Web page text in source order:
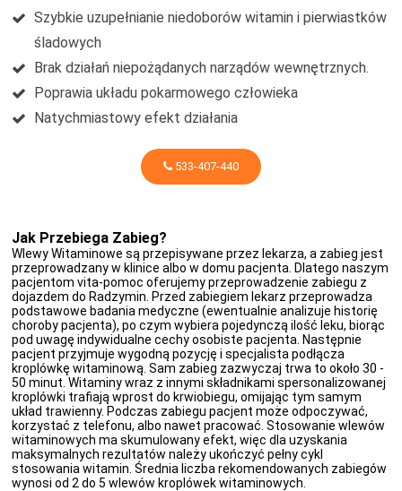
Szybkie uzupełnianie niedoborów witamin i pierwiastków
śladowych
Brak działań niepożądanych narządów wewnętrznych.
Poprawia układu pokarmowego człowieka
Natychmiastowy efekt działania
533-407-440
Jak Przebiega Zabieg?
Wlewy Witaminowe są przepisywane przez lekarza, a zabieg jest
przeprowadzany w klinice albo w domu pacjenta. Dlatego naszym
pacjentom vita-pomoc oferujemy przeprowadzenie zabiegu z
dojazdem do Radzymin. Przed zabiegiem lekarz przeprowadza
podstawowe badania medyczne (ewentualnie analizuje historię
choroby pacjenta), po czym wybiera pojedynczą ilość leku, biorąc
pod uwagę indywidualne cechy osobiste pacjenta. Następnie
pacjent przyjmuje wygodną pozycję i specjalista podłącza
kroplówkę witaminową. Sam zabieg zazwyczaj trwa to około 30 -
50 minut. Witaminy wraz z innymi składnikami spersonalizowanej
kroplówki trafiają wprost do krwiobiegu, omijając tym samym
układ trawienny. Podczas zabiegu pacjent może odpoczywać,
korzystać z telefonu, albo nawet pracować. Stosowanie wlewów
witaminowych ma skumulowany efekt, więc dla uzyskania
maksymalnych rezultatów należy ukończyć pełny cykl
stosowania witamin. Średnia liczba rekomendowanych zabiegów
wynosi od 2 do 5 wlewów kroplówek witaminowych.